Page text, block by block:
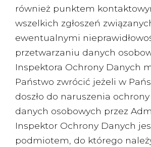
również punktem
wszelkich zgłoszeń
ewentualnymi
przetwarzaniu danych
Inspektora Ochrony Danych
Państwo zwrócić jeżeli w
doszło do naruszenia
danych osobowych przez
Inspektor Ochrony Danych
podmiotem, do którego